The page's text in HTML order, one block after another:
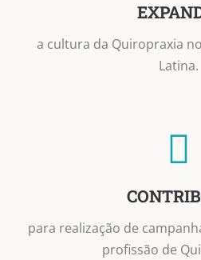
a cultura da Quiropraxia
Latina.
para realização de
profissão de